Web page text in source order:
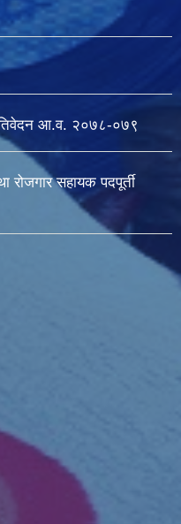
आ.व. २०७८-०७९
रोजगार सहायक पदपूर्ती